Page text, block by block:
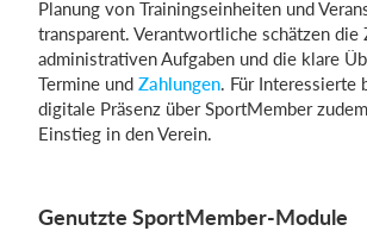
Planung von Trainingseinheiten und
transparent. Verantwortliche schätzen die
administrativen Aufgaben und die klare
Termine und Zahlungen. Für Interessierte
digitale Präsenz über SportMember
Einstieg in den Verein.
Genutzte SportMember-Module